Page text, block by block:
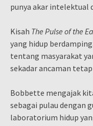
punya akar intelektual
Kisah The Pulse of the
yang hidup
tentang masyarakat
sekadar ancaman
Bobbette mengajak
sebagai pulau dengan
laboratorium hidup